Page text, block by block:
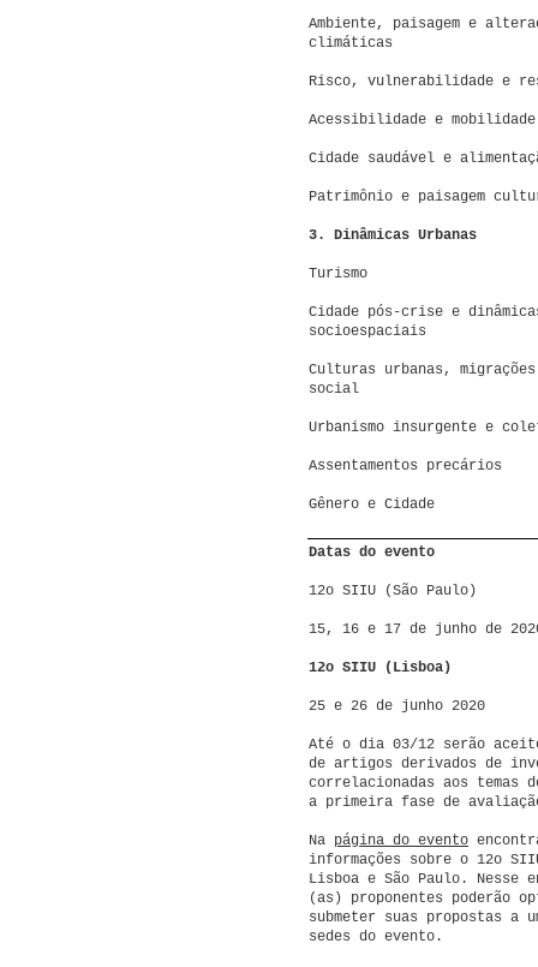
Ambiente, paisagem e
climáticas
Risco, vulnerabilidade e
Acessibilidade e
Cidade saudável e
Patrimônio e paisagem
3. Dinâmicas Urbanas
Turismo
Cidade pós-crise e
socioespaciais
Culturas urbanas,
social
Urbanismo insurgente e
Assentamentos precários
Gênero e Cidade
Datas do evento
12o SIIU (São Paulo)
15, 16 e 17 de junho de
12o SIIU (Lisboa)
25 e 26 de junho 2020
Até o dia 03/12 serão
de artigos derivados de
correlacionadas aos temas
a primeira fase de
Na página do evento
informações sobre o 12o
Lisboa e São Paulo. Nesse
(as) proponentes poderão
submeter suas propostas a
sedes do evento.